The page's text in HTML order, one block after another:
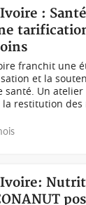
:
franchit une
et la
santé. Un
la restitution